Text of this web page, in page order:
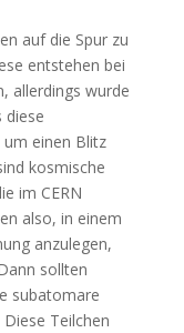
auf die Spur zu
entstehen bei
allerdings wurde
diese
einen Blitz
kosmische
im CERN
also, in einem
anzulegen,
sollten
subatomare
Teilchen